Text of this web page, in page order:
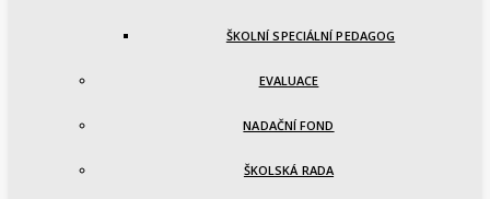
ŠKOLNÍ SPECIÁLNÍ PEDAGOG
EVALUACE
NADAČNÍ FOND
ŠKOLSKÁ RADA